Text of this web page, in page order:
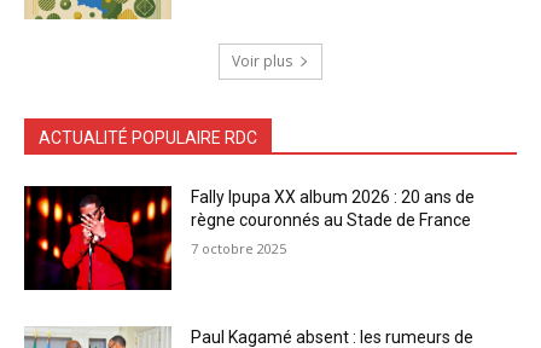
Voir plus
ACTUALITÉ POPULAIRE RDC
Fally Ipupa XX album 2026 : 20 ans de
règne couronnés au Stade de France
7 octobre 2025
Paul Kagamé absent : les rumeurs de